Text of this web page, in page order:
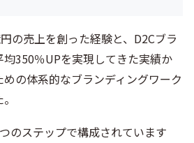
の売上を創った経験と、D2Cブラ
350％UPを実現してきた実績か
の体系的なブランディングワーク
のステップで構成されています